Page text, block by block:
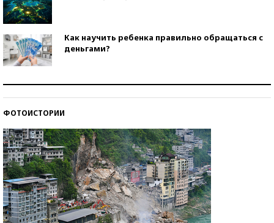
Как научить ребенка правильно обращаться с
деньгами?
ФОТОИСТОРИИ